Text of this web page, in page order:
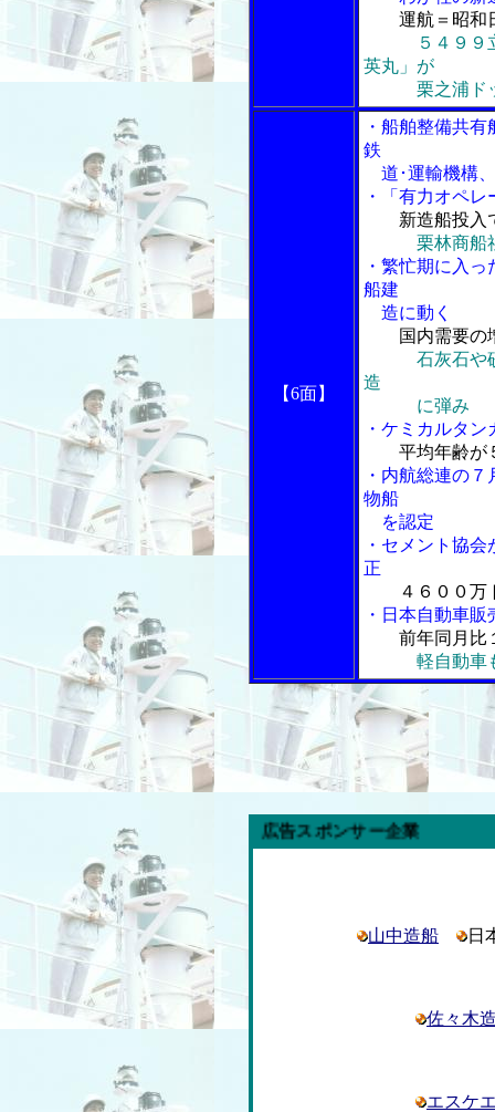
運航＝昭和
５４９
英丸」が
栗之浦ドッ
【6面】
・船舶整備共
鉄
道･運輸機構
・「有力オペ
新造船投入
栗林商
・繁忙期に入
船建
造に動く
国内需要の
石灰石や
造
に弾み
・ケミカルタ
平均年齢が
・内航総連の
物船
を認定
・セメント協
正
４６００万
・日本自動車
前年同月比
軽自動車
海運新聞」広告スポンサー企業
山中造船 日
佐々木
エスケ